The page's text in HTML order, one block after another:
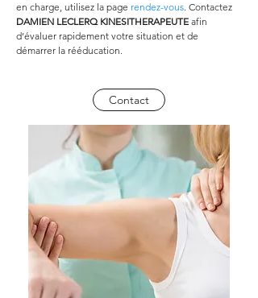
en charge, utilisez la page rendez-vous. Contactez
DAMIEN LECLERQ KINESITHERAPEUTE afin
d’évaluer rapidement votre situation et de
démarrer la rééducation.
Contact